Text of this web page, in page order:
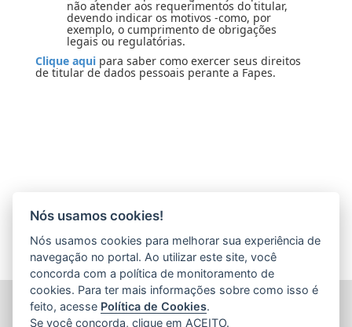
não atender aos requerimentos do titular,
devendo indicar os motivos -como, por
exemplo, o cumprimento de obrigações
legais ou regulatórias.
Clique aqui para saber como exercer seus direitos
de titular de dados pessoais perante a Fapes.
FUNDAÇÃO DE AMPARO À PESQUISA E INOVAÇÃO DO
ESPÍRITO SANTO (FAPES)
Nós usamos cookies!
Nós usamos cookies para melhorar sua experiência de
navegação no portal. Ao utilizar este site, você
concorda com a política de monitoramento de
cookies. Para ter mais informações sobre como isso é
feito, acesse Política de Cookies.
Se você concorda, clique em ACEITO.